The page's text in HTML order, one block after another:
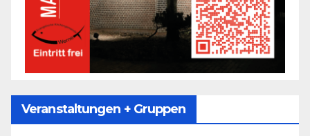
Veranstaltungen + Gruppen